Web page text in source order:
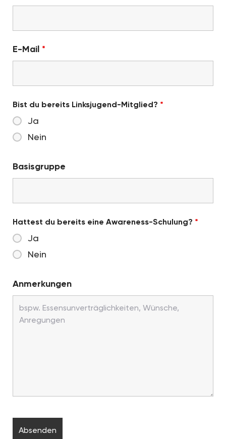
E-Mail *
Bist du bereits Linksjugend-Mitglied? *
Ja
Nein
Basisgruppe
Hattest du bereits eine Awareness-Schulung? *
Ja
Nein
Anmerkungen